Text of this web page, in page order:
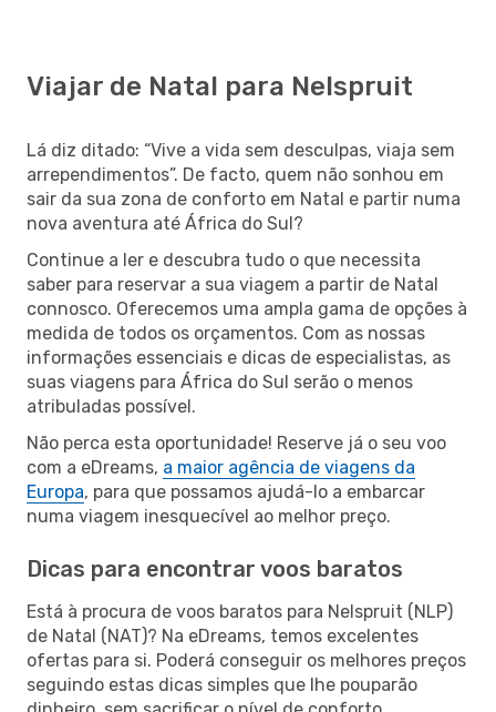
Viajar de Natal para Nelspruit
Lá diz ditado: “Vive a vida sem desculpas, viaja sem
arrependimentos”. De facto, quem não sonhou em
sair da sua zona de conforto em Natal e partir numa
nova aventura até África do Sul?
Continue a ler e descubra tudo o que necessita
saber para reservar a sua viagem a partir de Natal
connosco. Oferecemos uma ampla gama de opções à
medida de todos os orçamentos. Com as nossas
informações essenciais e dicas de especialistas, as
suas viagens para África do Sul serão o menos
atribuladas possível.
Não perca esta oportunidade! Reserve já o seu voo
com a eDreams, a maior agência de viagens da
Europa, para que possamos ajudá-lo a embarcar
numa viagem inesquecível ao melhor preço.
Dicas para encontrar voos baratos
Está à procura de voos baratos para Nelspruit (NLP)
de Natal (NAT)? Na eDreams, temos excelentes
ofertas para si. Poderá conseguir os melhores preços
seguindo estas dicas simples que lhe pouparão